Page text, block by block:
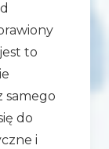
to
samego
do
i